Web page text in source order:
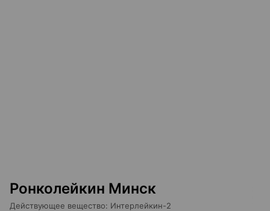
Ронколейкин Минск
Действующее вещество: Интерлейкин-2